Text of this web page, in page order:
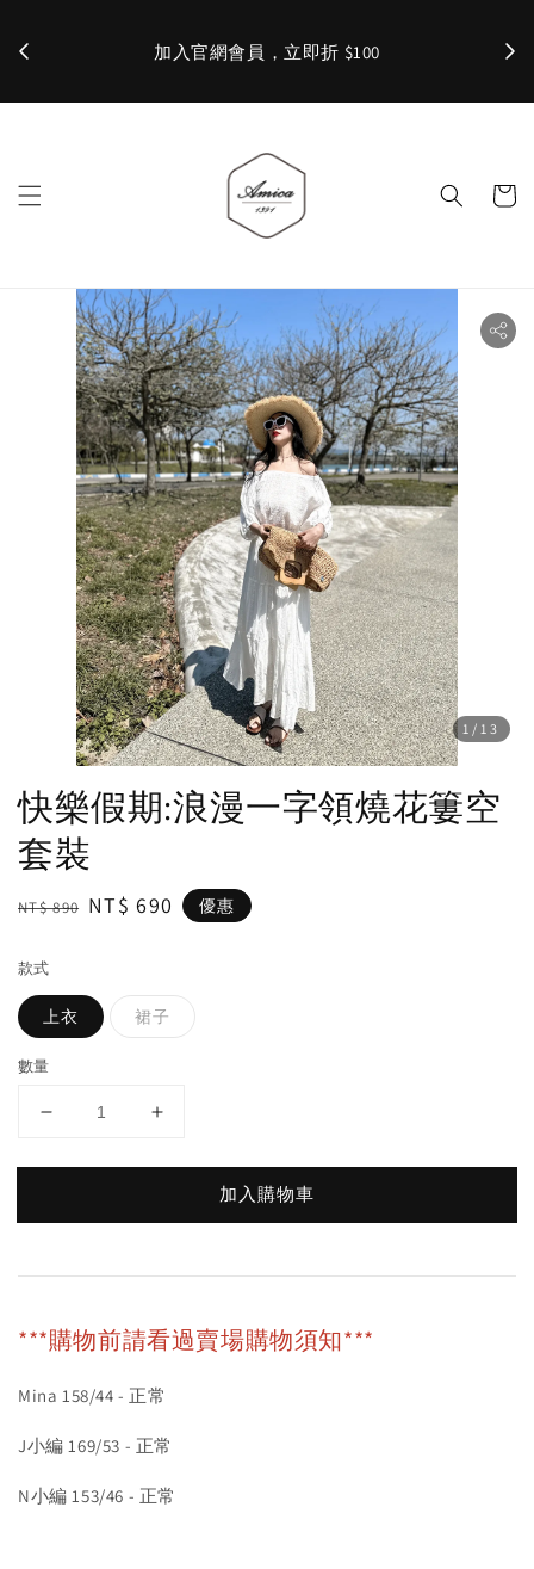
加入官網會員，立即折 $100 ✨
1 /13
快樂假期:浪漫一字領燒花簍空
套裝
Regular
NT$ 890 Sale
NT$ 690 優惠
款式
上衣 裙子
數量
加入購物車
***購物前請看過賣場購物須知***
Mina 158/44 - 正常
J小編 169/53 - 正常
N小編 153/46 - 正常